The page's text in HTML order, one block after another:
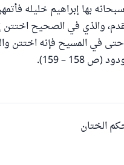
بها إبراهيم خليله
والذي في الصحيح اختتن
في المسيح فإنه اختتن
– 159).
الختان